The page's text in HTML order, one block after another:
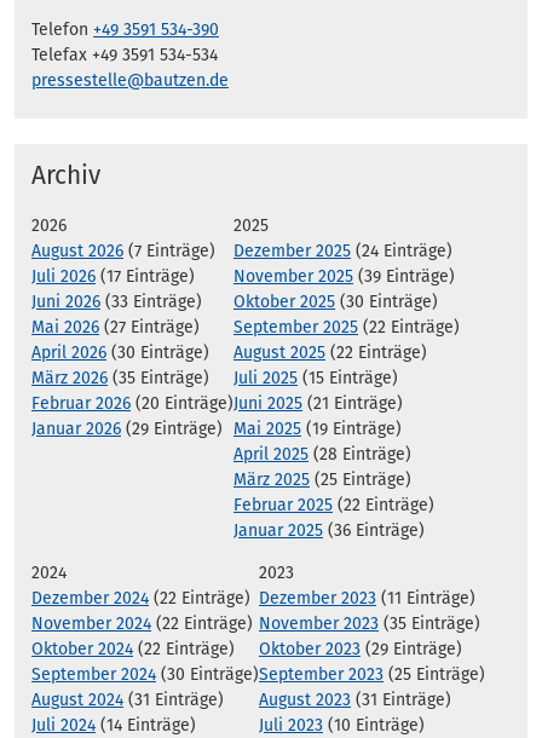
Telefon +49 3591 534-390
Telefax +49 3591 534-534
pressestelle@bautzen.de
Archiv
2026
August 2026 (7 Einträge)
Juli 2026 (17 Einträge)
Juni 2026 (33 Einträge)
Mai 2026 (27 Einträge)
April 2026 (30 Einträge)
März 2026 (35 Einträge)
Februar 2026 (20 Einträge)
Januar 2026 (29 Einträge)
2025
Dezember 2025 (24 Einträge)
November 2025 (39 Einträge)
Oktober 2025 (30 Einträge)
September 2025 (22 Einträge)
August 2025 (22 Einträge)
Juli 2025 (15 Einträge)
Juni 2025 (21 Einträge)
Mai 2025 (19 Einträge)
April 2025 (28 Einträge)
März 2025 (25 Einträge)
Februar 2025 (22 Einträge)
Januar 2025 (36 Einträge)
2024
Dezember 2024 (22 Einträge)
November 2024 (22 Einträge)
Oktober 2024 (22 Einträge)
September 2024 (30 Einträge)
August 2024 (31 Einträge)
Juli 2024 (14 Einträge)
2023
Dezember 2023 (11 Einträge)
November 2023 (35 Einträge)
Oktober 2023 (29 Einträge)
September 2023 (25 Einträge)
August 2023 (31 Einträge)
Juli 2023 (10 Einträge)